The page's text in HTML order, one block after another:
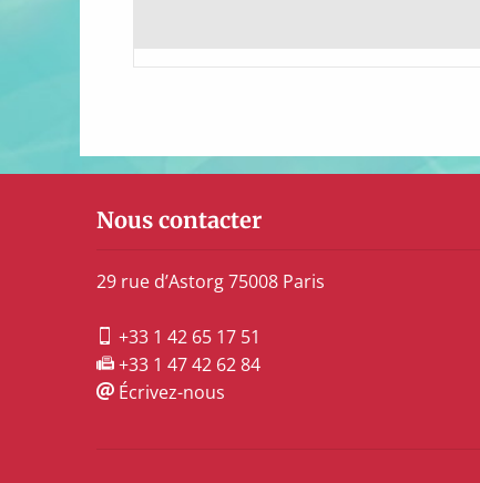
Nous contacter
29 rue d’Astorg 75008 Paris
+33 1 42 65 17 51
+33 1 47 42 62 84
Écrivez-nous